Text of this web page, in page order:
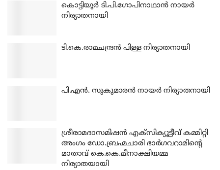
കൊട്ടിയൂര്‍ ടി.പി.ഗോപിനാഥാന്‍ നായര്‍
നിര്യാതനായി
ടി.കെ.രാമചന്ദ്രന്‍ പിള്ള നിര്യാതനായി
പി.എന്‍. സുകുമാരന്‍ നായര്‍ നിര്യാതനായി
ശ്രീരാമദാസമിഷന്‍ എക്‌സിക്യൂട്ടീവ് കമ്മിറ്റി
അംഗം ഡോ.ബ്രഹ്മചാരി ഭാര്‍ഗവറാമിന്റെ
മാതാവ് കെ.കെ.മീനാക്ഷിയമ്മ
നിര്യാതയായി